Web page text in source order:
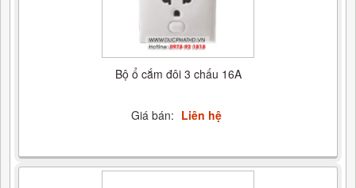
Bộ ổ cắm đôi 3 chấu 16A
Giá bán: Liên hệ